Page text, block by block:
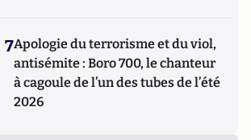
7Apologie du terrorisme et du viol,
antisémite : Boro 700, le chanteur
à cagoule de l’un des tubes de l’été
2026